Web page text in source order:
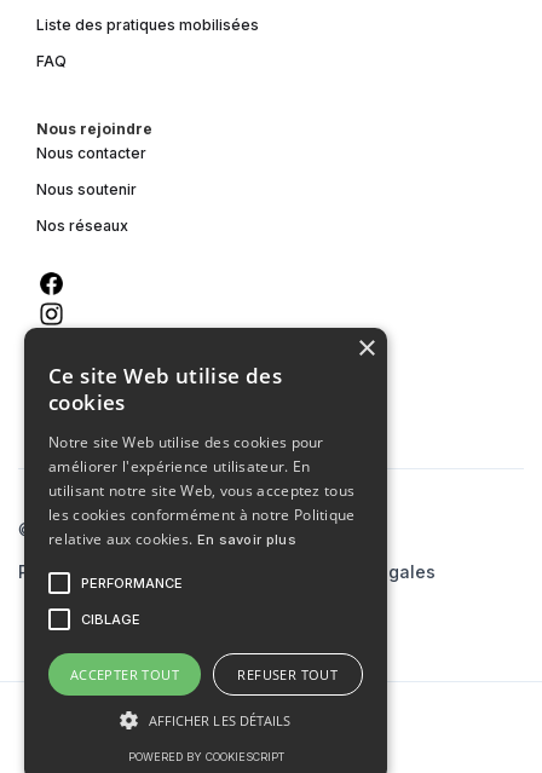
Liste des pratiques mobilisées
FAQ
Nous rejoindre
Nous contacter
Nous soutenir
Nos réseaux
© 2023 Agence MCA
Politiques de confidentialité Mentions légales
×
Ce site Web utilise des
cookies
Notre site Web utilise des cookies pour
améliorer l'expérience utilisateur. En
utilisant notre site Web, vous acceptez tous
les cookies conformément à notre Politique
relative aux cookies. En savoir plus
PERFORMANCE
CIBLAGE
ACCEPTER TOUT REFUSER TOUT
AFFICHER LES DÉTAILS
POWERED BY COOKIESCRIPT